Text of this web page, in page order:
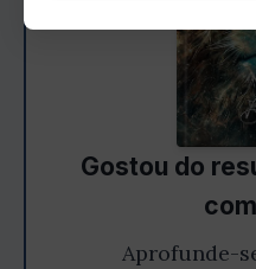
Gostou do
Aprofunde-